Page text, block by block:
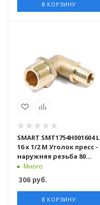
В КОРЗИНУ
SMART SMT1754H001604 L
16 x 1/2 M Уголок пресс -
наружняя резьба 80
штук в упаковке
Много
306 руб.
В КОРЗИНУ